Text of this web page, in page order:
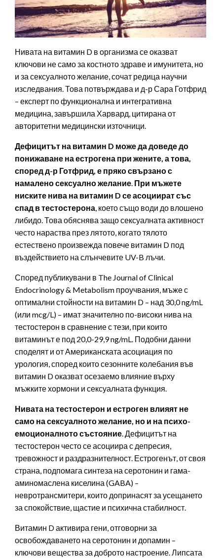
Нивата на витамин D в организма се оказват
ключови не само за костното здраве и имунитета, но
и за сексуалното желание, сочат редица научни
изследвания. Това потвърждава и д-р Сара Готфрид
– експерт по функционална и интегративна
медицина, завършила Харвард, цитирана от
авторитетни медицински източници.
Дефицитът на витамин D може да доведе до
понижаване на естрогена при жените, а това,
според д-р Готфрид, е пряко свързано с
намалено сексуално желание. При мъжете
ниските нива на витамин D се асоциират със
спад в тестостерона, което също води до влошено
либидо. Това обяснява защо сексуалната активност
често нараства през лятото, когато тялото
естествено произвежда повече витамин D под
въздействието на слънчевите UV-B лъчи.
Според публикувани в The Journal of Clinical
Endocrinology & Metabolism проучвания, мъже с
оптимални стойности на витамин D – над 30,0 ng/mL
(или mcg/L) – имат значително по-високи нива на
тестостерон в сравнение с тези, при които
витаминът е под 20,0-29,9 ng/mL. Подобни данни
споделят и от Американската асоциация по
урология, според които сезонните колебания във
витамин D оказват осезаемо влияние върху
мъжките хормони и сексуалната функция.
Нивата на тестостерон и естроген влияят не
само на сексуалното желание, но и на психо-
емоционалното състояние. Дефицитът на
тестостерон често се асоциира с депресия,
тревожност и раздразнителност. Естрогенът, от своя
страна, подпомага синтеза на серотонин и гама-
аминомаслена киселина (GABA) –
невротрансмитери, които допринасят за усещането
за спокойствие, щастие и психична стабилност.
Витамин D активира гени, отговорни за
освобождаването на серотонин и допамин –
ключови вещества за доброто настроение. Липсата